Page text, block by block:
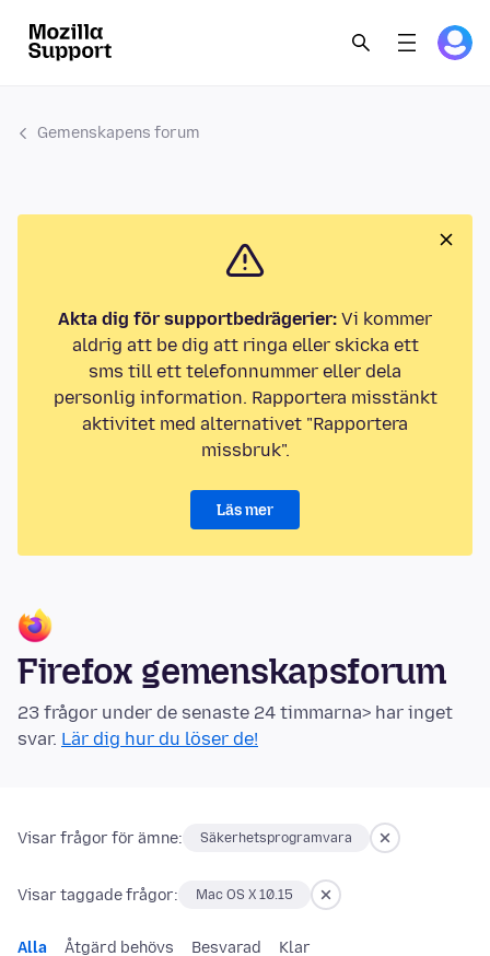
Gemenskapens forum
Akta dig för supportbedrägerier: Vi kommer
aldrig att be dig att ringa eller skicka ett
sms till ett telefonnummer eller dela
personlig information. Rapportera misstänkt
aktivitet med alternativet "Rapportera
missbruk".
Läs mer
Firefox gemenskapsforum
23 frågor under de senaste 24 timmarna> har inget
svar. Lär dig hur du löser de!
Visar frågor för ämne: Säkerhetsprogramvara
Visar taggade frågor: Mac OS X 10.15
Alla Åtgärd behövs Besvarad Klar